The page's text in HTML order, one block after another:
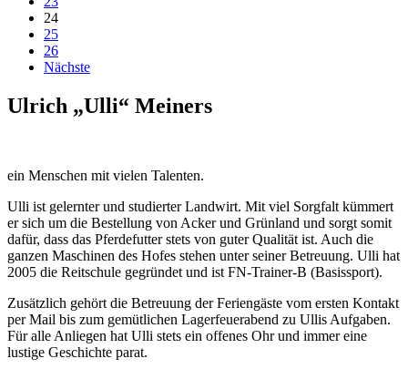
24
25
26
Nächste
Ulrich „Ulli“ Meiners
ein Menschen mit vielen Talenten.
Ulli ist gelernter und studierter Landwirt. Mit viel Sorgfalt kümmert
er sich um die Bestellung von Acker und Grünland und sorgt somit
dafür, dass das Pferdefutter stets von guter Qualität ist. Auch die
ganzen Maschinen des Hofes stehen unter seiner Betreuung. Ulli hat
2005 die Reitschule gegründet und ist FN-Trainer-B (Basissport).
Zusätzlich gehört die Betreuung der Feriengäste vom ersten Kontakt
per Mail bis zum gemütlichen Lagerfeuerabend zu Ullis Aufgaben.
Für alle Anliegen hat Ulli stets ein offenes Ohr und immer eine
lustige Geschichte parat.